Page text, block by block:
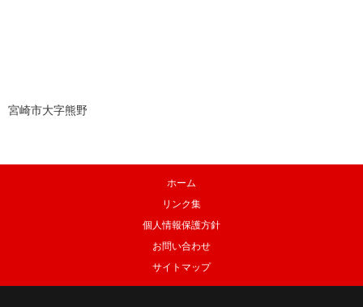
宮崎市大字熊野
ホーム
リンク集
個人情報保護方針
お問い合わせ
サイトマップ